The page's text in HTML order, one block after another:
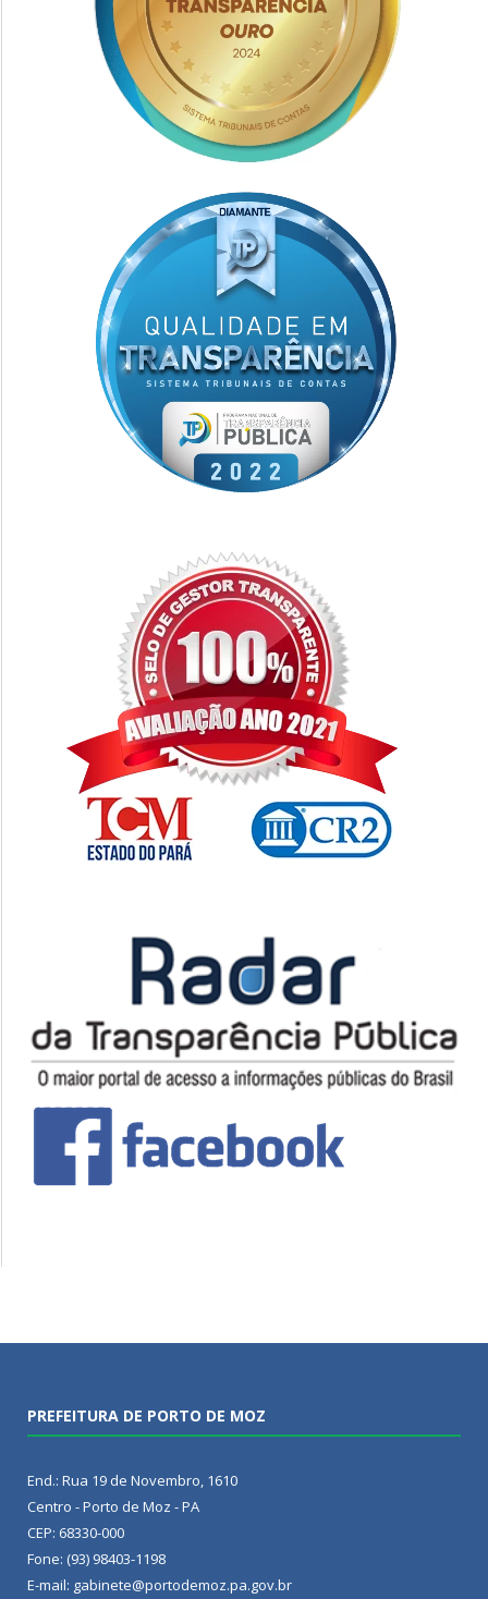
PREFEITURA DE PORTO DE MOZ
End.: Rua 19 de Novembro, 1610
Centro - Porto de Moz - PA
CEP: 68330-000
Fone: (93) 98403-1198
E-mail: gabinete@portodemoz.pa.gov.br